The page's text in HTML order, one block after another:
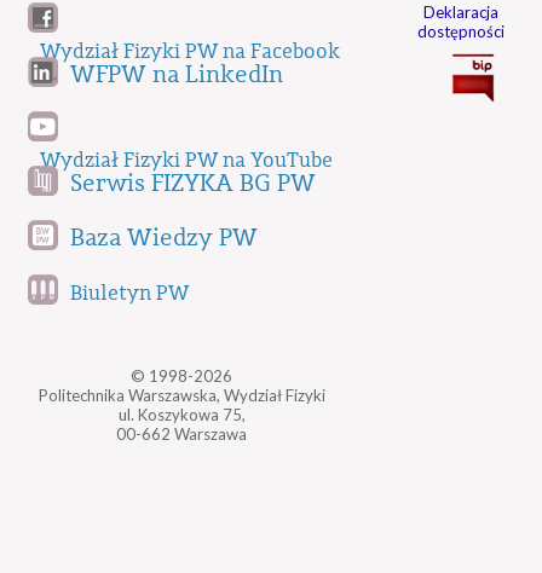
Wydział Fizyki PW na Facebook
WFPW na LinkedIn
Wydział Fizyki PW na YouTube
Serwis FIZYKA BG PW
Baza Wiedzy PW
Biuletyn PW
© 1998-2026
Politechnika Warszawska, Wydział Fizyki
ul. Koszykowa 75,
00-662 Warszawa
Deklaracja
dostępności